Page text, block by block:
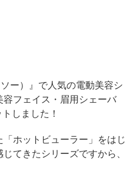
ー）』で人気の電動美容シ
フェイス・眉用シェーバ
トしました！
ホットビューラー」をはじ
てきたシリーズですから、